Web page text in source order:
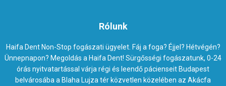
Rólunk
Haifa Dent Non-Stop fogászati ügyelet. Fáj a foga? Éjjel? Hétvégén?
Ünnepnapon? Megoldás a Haifa Dent! Sürgősségi fogászatunk, 0-24
órás nyitvatartással várja régi és leendő pácienseit Budapest
belvárosába a Blaha Lujza tér közvetlen közelében az Akácfa